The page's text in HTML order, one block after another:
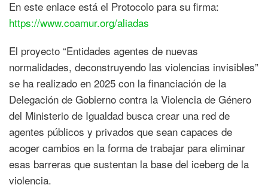
En este enlace está el Protocolo para su firma:
https://www.coamur.org/aliadas
El proyecto “Entidades agentes de nuevas
normalidades, deconstruyendo las violencias invisibles”
se ha realizado en 2025 con la financiación de la
Delegación de Gobierno contra la Violencia de Género
del Ministerio de Igualdad busca crear una red de
agentes públicos y privados que sean capaces de
acoger cambios en la forma de trabajar para eliminar
esas barreras que sustentan la base del iceberg de la
violencia.